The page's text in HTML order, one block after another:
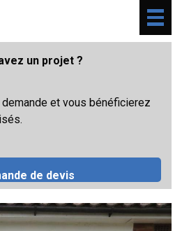
un projet ?
et vous bénéficierez
de devis